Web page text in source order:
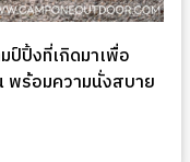
ป์ปิ้งที่เกิดมาเพื่อ
พร้อมความนั่งสบาย